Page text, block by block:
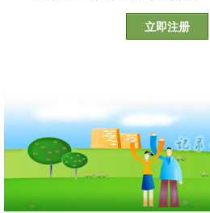
立即注册